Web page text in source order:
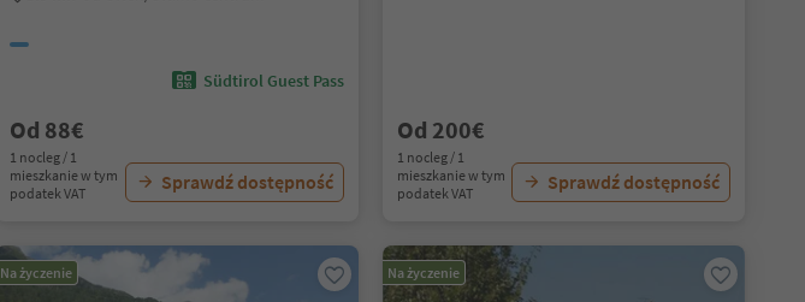
Südtirol Guest Pass
Od 88€
1 nocleg / 1
mieszkanie w tym
podatek VAT
Sprawdź dostępność
Od 200€
1 nocleg / 1
mieszkanie w tym
podatek VAT
Sprawdź dostępność
Na życzenie Na życzenie